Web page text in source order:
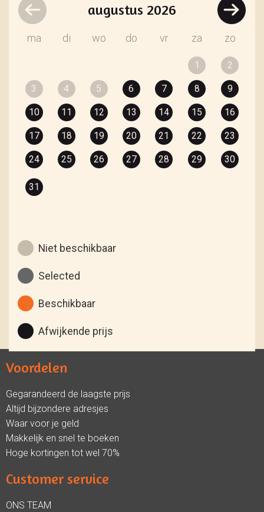
augustus 2026
ma di wo do vr za zo
1 2
3 4 5 6 7 8 9
10 11 12 13 14 15 16
17 18 19 20 21 22 23
24 25 26 27 28 29 30
31
Niet beschikbaar
Selected
Beschikbaar
Afwijkende prijs
Voordelen
Gegarandeerd de laagste prijs
Altijd bijzondere adresjes
Waar voor je geld
Makkelijk en snel te boeken
Hoge kortingen tot wel 70%
Customer service
ONS TEAM